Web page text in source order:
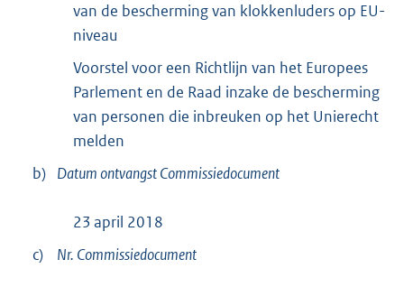
van de bescherming van klokkenluders op EU-
niveau
Voorstel voor een Richtlijn van het Europees
Parlement en de Raad inzake de bescherming
van personen die inbreuken op het Unierecht
melden
b) Datum ontvangst Commissiedocument
23 april 2018
c)
Nr. Commissiedocument